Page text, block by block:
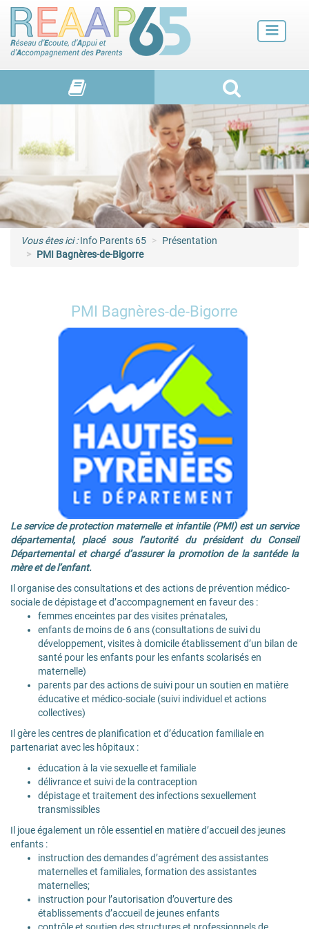
Petite enfance
Enfance
Adolescence et jeunes adultes
Vie de familles
Vous êtes ici :Info Parents 65
Présentation
PMI Bagnères-de-Bigorre
PMI Bagnères-de-Bigorre
Le service de protection maternelle et infantile (PMI) est un service
départemental, placé sous l’autorité du président du Conseil
Départemental et chargé d’assurer la promotion de la santéde la
mère et de l’enfant.
Il organise des consultations et des actions de prévention médico-
sociale de dépistage et d’accompagnement en faveur des :
femmes enceintes par des visites prénatales,
enfants de moins de 6 ans (consultations de suivi du
développement, visites à domicile établissement d’un bilan de
santé pour les enfants pour les enfants scolarisés en
maternelle)
parents par des actions de suivi pour un soutien en matière
éducative et médico-sociale (suivi individuel et actions
collectives)
Il gère les centres de planification et d’éducation familiale en
partenariat avec les hôpitaux :
éducation à la vie sexuelle et familiale
délivrance et suivi de la contraception
dépistage et traitement des infections sexuellement
transmissibles
Il joue également un rôle essentiel en matière d’accueil des jeunes
enfants :
instruction des demandes d’agrément des assistantes
maternelles et familiales, formation des assistantes
maternelles;
instruction pour l’autorisation d’ouverture des
établissements d’accueil de jeunes enfants